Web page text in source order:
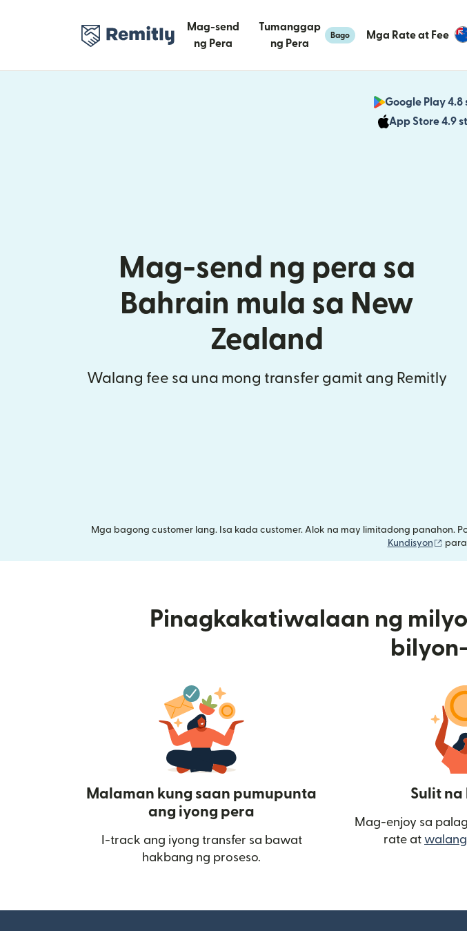
Mag-send
ng Pera
Tumanggap
ng Pera
Bago Mga Rate at Fee
Google Play 4.8
App Store 4.9
Mag-send ng pera sa
Bahrain mula sa New
Zealand
Walang fee sa una mong transfer gamit ang Remitly
Mga bagong customer lang. Isa kada customer. Alok na may limitadong panahon.
Kundisyon
Pinagkakatiwalaan ng
Malaman kung saan pumupunta
ang iyong pera
I-track ang iyong transfer sa bawat
hakbang ng proseso.
Sulit
Mag-enjoy sa
rate at